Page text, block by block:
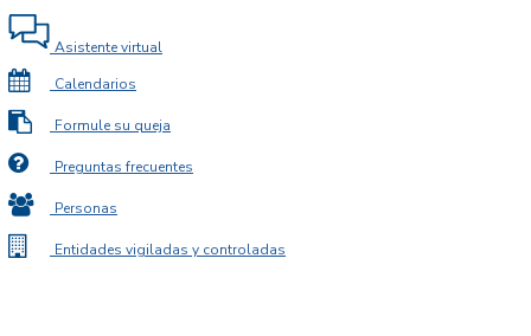
Asistente virtual
Calendarios
Formule su queja
Preguntas frecuentes
Personas
Entidades vigiladas y controladas